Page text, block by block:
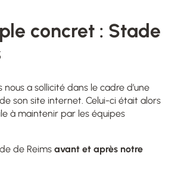
concret : Stade
nous a sollicité dans le cadre d’une
son site internet. Celui-ci était alors
à maintenir par les équipes
de Reims avant et après notre